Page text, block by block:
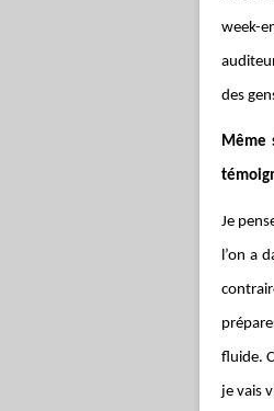
week-
des
Même
Je
l’on a
fluide.
je vais